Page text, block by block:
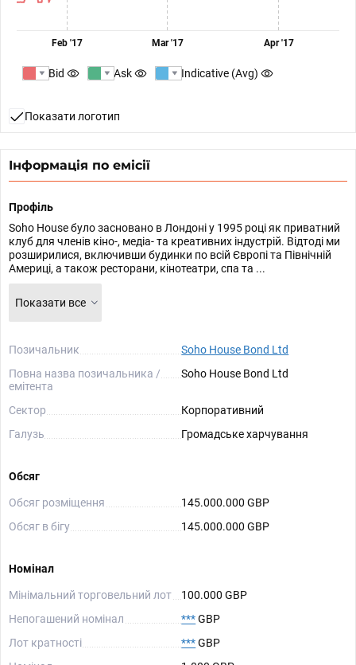
Feb '17 Mar '17 Apr '17
Bid Ask Indicative (Avg)
Показати логотип
Інформація по емісії
Профіль
Soho House було засновано в Лондоні у 1995 році як приватний
клуб для членів кіно-, медіа- та креативних індустрій. Відтоді ми
розширилися, включивши будинки по всій Європі та Північній
Америці, а також ресторани, кінотеатри, спа та ...
Показати все
Позичальник
Soho House Bond Ltd
Повна назва позичальника /
емітента
Soho House Bond Ltd
Сектор
Корпоративний
Галузь
Громадське харчування
Обсяг
Обсяг розміщення
145.000.000 GBP
Обсяг в бігу
145.000.000 GBP
Номінал
Мінімальний торговельний лот
100.000 GBP
Непогашений номінал
***GBP
Лот кратності
***GBP